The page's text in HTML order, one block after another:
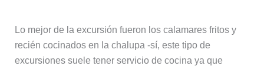
Lo mejor de la excursión fueron los calamares fritos y
recién cocinados en la chalupa -sí, este tipo de
excursiones suele tener servicio de cocina ya que